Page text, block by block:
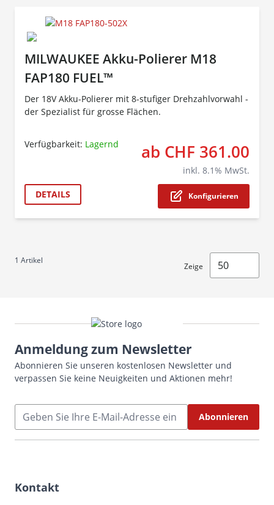
MILWAUKEE Akku-Polierer M18
FAP180 FUEL™
Der 18V Akku-Polierer mit 8-stufiger Drehzahlvorwahl -
der Spezialist für grosse Flächen.
Verfügbarkeit: Lagernd ab CHF 361.00
inkl. 8.1% MwSt.
DETAILS Konfigurieren
1 Artikel
Zeige
Anmeldung zum Newsletter
Abonnieren Sie unseren kostenlosen Newsletter und
verpassen Sie keine Neuigkeiten und Aktionen mehr!
Abonnieren
Kontakt